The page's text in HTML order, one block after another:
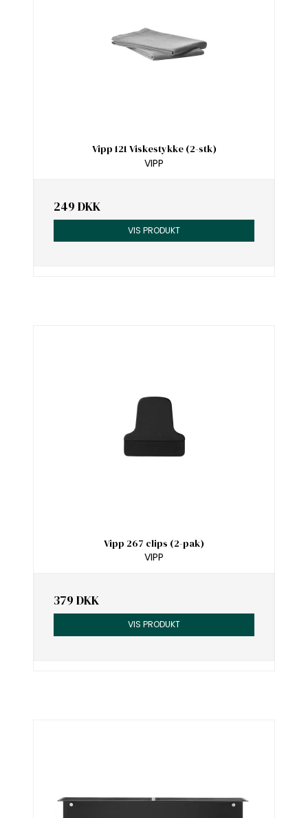
Vipp 121 Viskestykke (2-stk)
VIPP
249 DKK
VIS PRODUKT
Vipp 267 clips (2-pak)
VIPP
379 DKK
VIS PRODUKT